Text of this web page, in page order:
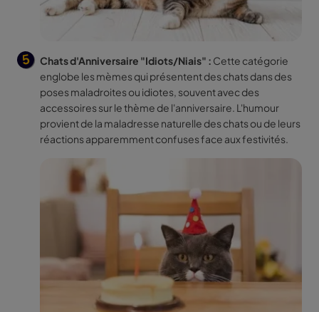
Chats d'Anniversaire "Idiots/Niais" : Cette catégorie
englobe les mèmes qui présentent des chats dans des
poses maladroites ou idiotes, souvent avec des
accessoires sur le thème de l'anniversaire. L'humour
provient de la maladresse naturelle des chats ou de leurs
réactions apparemment confuses face aux festivités.